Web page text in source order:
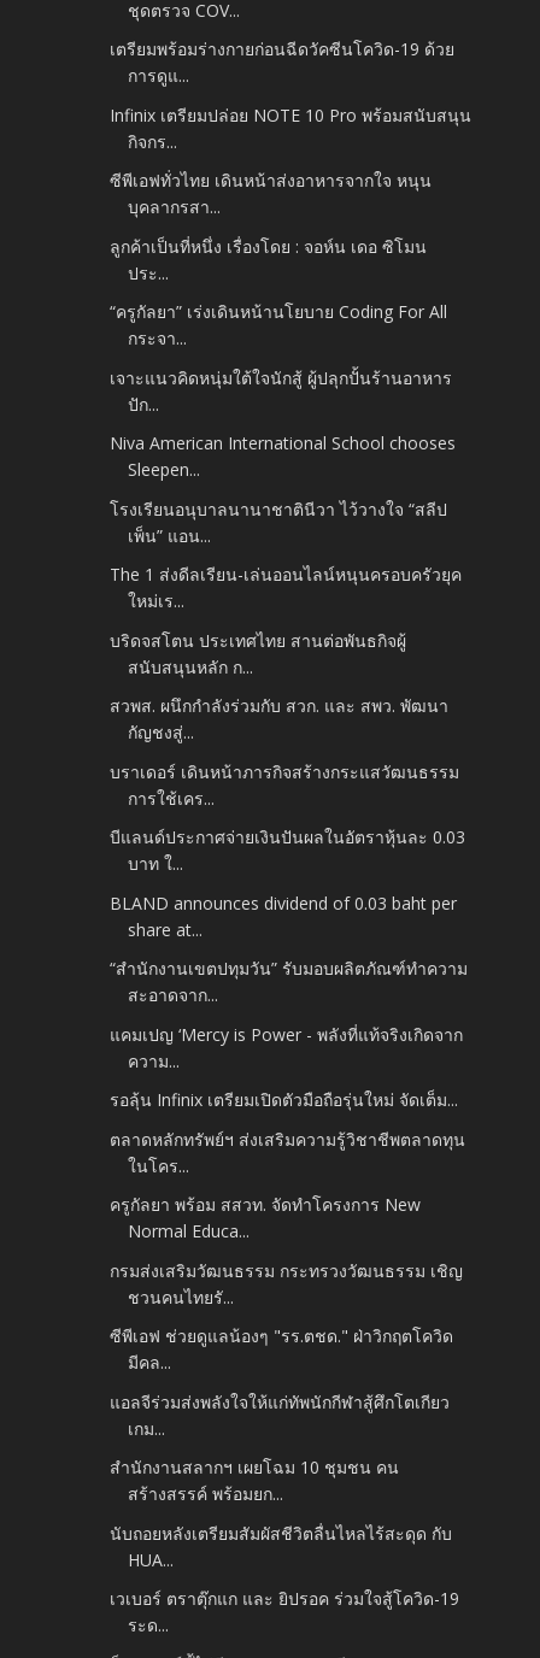
ชุดตรวจ COV...
เตรียมพร้อมร่างกายก่อนฉีดวัคซีนโควิด-19 ด้วย
การดูแ...
Infinix เตรียมปล่อย NOTE 10 Pro พร้อมสนับสนุน
กิจกร...
ซีพีเอฟทั่วไทย เดินหน้าส่งอาหารจากใจ หนุน
บุคลากรสา...
ลูกค้าเป็นที่หนึ่ง เรื่องโดย : จอห์น เดอ ซิโมน
ประ...
“ครูกัลยา” เร่งเดินหน้านโยบาย Coding For All
กระจา...
เจาะแนวคิดหนุ่มใต้ใจนักสู้ ผู้ปลุกปั้นร้านอาหาร
ปัก...
Niva American International School chooses
Sleepen...
โรงเรียนอนุบาลนานาชาตินีวา ไว้วางใจ “สลีป
เพ็น” แอน...
The 1 ส่งดีลเรียน-เล่นออนไลน์หนุนครอบครัวยุค
ใหม่เร...
บริดจสโตน ประเทศไทย สานต่อพันธกิจผู้
สนับสนุนหลัก ก...
สวพส. ผนึกกำลังร่วมกับ สวก. และ สพว. พัฒนา
กัญชงสู่...
บราเดอร์ เดินหน้าภารกิจสร้างกระแสวัฒนธรรม
การใช้เคร...
บีแลนด์ประกาศจ่ายเงินปันผลในอัตราหุ้นละ 0.03
บาท ใ...
BLAND announces dividend of 0.03 baht per
share at...
“สำนักงานเขตปทุมวัน” รับมอบผลิตภัณฑ์ทำความ
สะอาดจาก...
แคมเปญ ‘Mercy is Power - พลังที่แท้จริงเกิดจาก
ความ...
รอลุ้น Infinix เตรียมเปิดตัวมือถือรุ่นใหม่ จัดเต็ม...
ตลาดหลักทรัพย์ฯ ส่งเสริมความรู้วิชาชีพตลาดทุน
ในโคร...
ครูกัลยา พร้อม สสวท. จัดทำโครงการ New
Normal Educa...
กรมส่งเสริมวัฒนธรรม กระทรวงวัฒนธรรม เชิญ
ชวนคนไทยรั...
ซีพีเอฟ ช่วยดูแลน้องๆ "รร.ตชด." ฝ่าวิกฤตโควิด
มีคล...
แอลจีร่วมส่งพลังใจให้แก่ทัพนักกีฬาสู้ศึกโตเกียว
เกม...
สำนักงานสลากฯ เผยโฉม 10 ชุมชน คน
สร้างสรรค์ พร้อมยก...
นับถอยหลังเตรียมสัมผัสชีวิตลื่นไหลไร้สะดุด กับ
HUA...
เวเบอร์ ตราตุ๊กแก และ ยิปรอค ร่วมใจสู้โควิด-19
ระด...